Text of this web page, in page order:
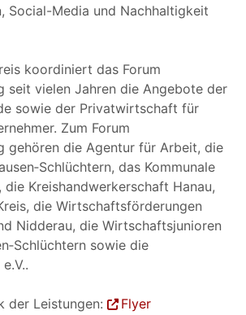
Social-Media und Nachhaltigkeit
koordiniert das Forum
seit vielen Jahren die Angebote der
sowie der Privatwirtschaft für
Zum Forum
gehören die Agentur für Arbeit, die
das Kommunale
Kreishandwerkerschaft Hanau,
die Wirtschaftsförderungen
Nidderau, die Wirtschaftsjunioren
sowie die
der Leistungen: Flyer